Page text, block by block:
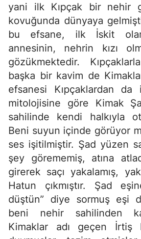
yani ilk Kıpçak bir nehir
kovuğunda dünyaya
bu efsane, ilk İskit olan
annesinin, nehrin kızı
gözükmektedir.
başka bir kavim de
efsanesi Kıpçaklardan da
mitolojisine göre Kimak
sahilinde kendi halkıyla
Beni suyun içinde görüyor
ses işitilmiştir. Şad yüzen
şey görememiş, atına
girerek saçı yakalamış,
Hatun çıkmıştır. Şad
düştün” diye sormuş eşi
beni nehir sahilinden
Kimaklar adı geçen İrtiş